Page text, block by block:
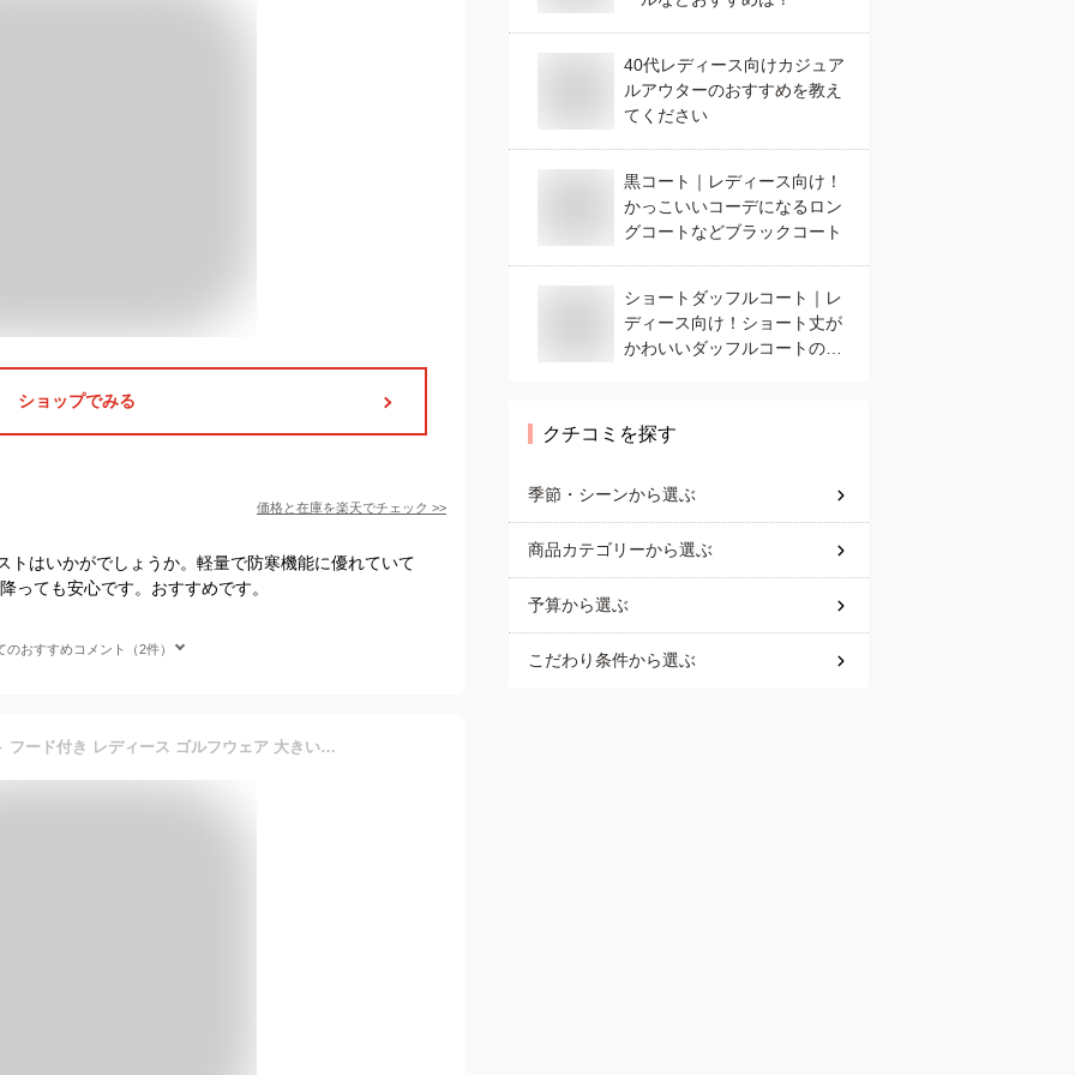
ショップでみる
価格と在庫を楽天でチェック >>
トはいかがでしょうか。軽量で防寒機能に優れていて
っても安心です。おすすめです。
のおすすめコメント（2件）
[MoFiz] ゴルフダウンベスト フード付き レディース ゴルフウェア 大きいサイズ 軽量 暖かい 防風 防寒 撥水 アウトドア お釣り 登山 ハイキング 日常 通勤
40代レディース向けカジュア
ルアウターのおすすめを教え
てください
黒コート｜レディース向け！
かっこいいコーデになるロン
グコートなどブラックコート
ショートダッフルコート｜レ
ディース向け！ショート丈が
かわいいダッフルコートのお
クチコミを探す
季節・シーンから選ぶ
商品カテゴリーから選ぶ
予算から選ぶ
こだわり条件から選ぶ